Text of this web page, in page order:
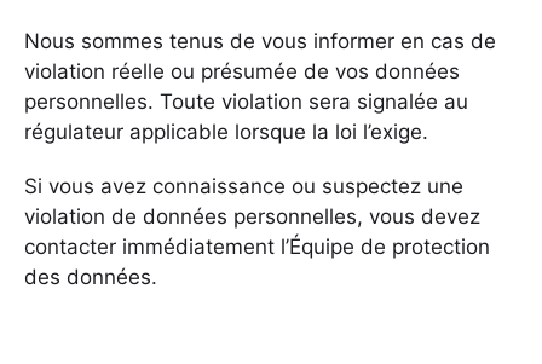
Nous sommes tenus de vous informer en cas de
violation réelle ou présumée de vos données
personnelles. Toute violation sera signalée au
régulateur applicable lorsque la loi l’exige.
Si vous avez connaissance ou suspectez une
violation de données personnelles, vous devez
contacter immédiatement l’Équipe de protection
des données.